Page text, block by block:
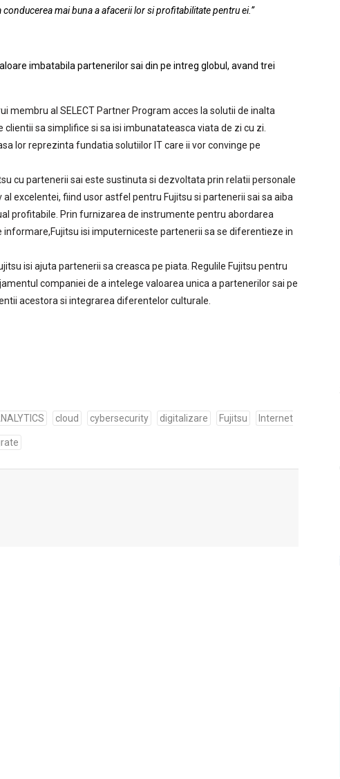
mai buna a afacerii lor si profitabilitate pentru ei.”
imbatabila partenerilor sai din pe intreg globul, avand trei
membru al SELECT Partner Program acces la solutii de inalta
sa simplifice si sa isi imbunatateasca viata de zi cu zi.
lor reprezinta fundatia solutiilor IT care ii vor convinge pe
cu partenerii sai este sustinuta si dezvoltata prin relatii personale
excelentei, fiind usor astfel pentru Fujitsu si partenerii sai sa aiba
profitabile. Prin furnizarea de instrumente pentru abordarea
informare,Fujitsu isi imputerniceste partenerii sa se diferentieze in
isi ajuta partenerii sa creasca pe piata. Regulile Fujitsu pentru
companiei de a intelege valoarea unica a partenerilor sai pe
acestora si integrarea diferentelor culturale.
cloud cybersecurity digitalizare Fujitsu Internet